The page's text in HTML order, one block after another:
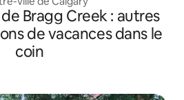
Bragg Creek : autres
de vacances dans le
coin